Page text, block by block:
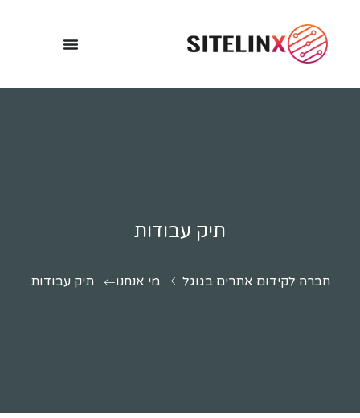
תיק עבודות
חברה לקידום אתרים בגוגל מי אנחנו תיק עבודות